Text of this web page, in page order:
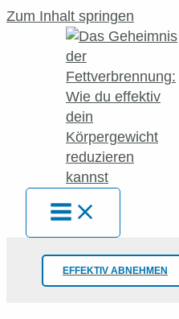
Zum Inhalt springen
EFFEKTIV ABNEHMEN